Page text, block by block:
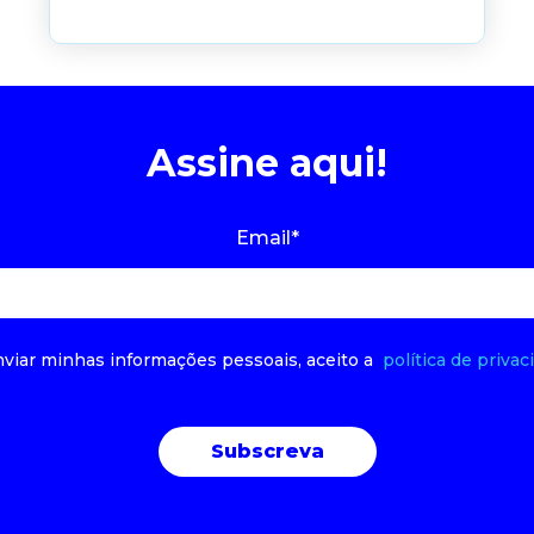
Assine aqui!
Email*
minhas informações pessoais, aceito a política de